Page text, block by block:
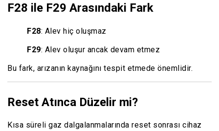
F28 ile F29 Arasındaki Fark
F28: Alev hiç oluşmaz
F29: Alev oluşur ancak devam etmez
Bu fark, arızanın kaynağını tespit etmede önemlidir.
Reset Atınca Düzelir mi?
Kısa süreli gaz dalgalanmalarında reset sonrası cihaz